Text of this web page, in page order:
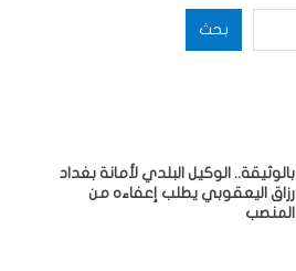
بحث
بالوثيقة.. الوكيل البلدي لأمانة بغداد
رزاق اليعقوبي يطلب إعفاءه من
المنصب